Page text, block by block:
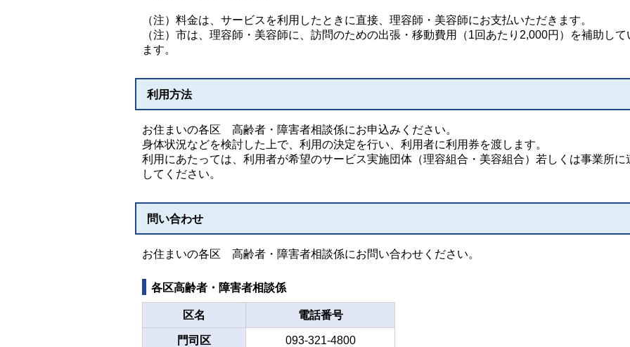
（注）料金は、サービスを利用したときに直接、理容師・美容師にお支払いただきます。
（注）市は、理容師・美容師に、訪問のための出張・移動費用（1回あたり2,000円）を補助して
ます。
利用方法
お住まいの各区 高齢者・障害者相談係にお申込みください。
身体状況などを検討した上で、利用の決定を行い、利用者に利用券を渡します。
利用にあたっては、利用者が希望のサービス実施団体（理容組合・美容組合）若しくは事業所に
してください。
問い合わせ
お住まいの各区 高齢者・障害者相談係にお問い合わせください。
各区高齢者・障害者相談係
区名 電話番号
門司区 093-321-4800